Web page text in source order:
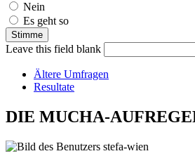
Nein
Es geht so
Leave this field blank
Ältere Umfragen
Resultate
DIE MUCHA-